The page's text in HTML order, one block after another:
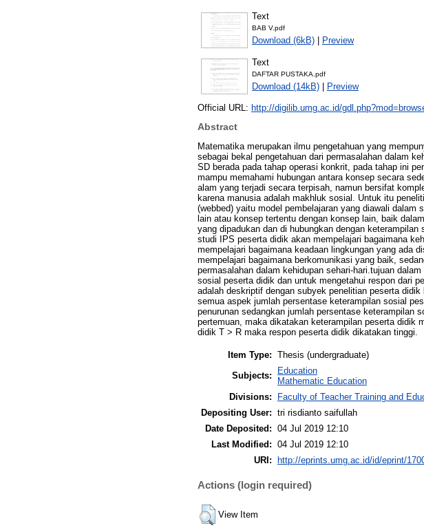
Text
BAB V.pdf
Download (6kB) | Preview
Text
DAFTAR PUSTAKA.pdf
Download (14kB) | Preview
Official URL: http://digilib.umg.ac.id/
Abstract
Matematika merupakan ilmu pengetahuan yang
sebagai bekal pengetahuan dari permasalahan dalam
SD berada pada tahap operasi konkrit, pada tahap ini
mampu memahami hubungan antara konsep secara
alam yang terjadi secara terpisah, namun bersifat
karena manusia adalah makhluk sosial. Untuk itu
(webbed) yaitu model pembelajaran yang diawali
lain atau konsep tertentu dengan konsep lain, baik
yang dipadukan dan di hubungkan dengan
studi IPS peserta didik akan mempelajari bagaimana
mempelajari bagaimana keadaan lingkungan yang ada
mempelajari bagaimana berkomunikasi yang baik,
permasalahan dalam kehidupan sehari-hari.tujuan
sosial peserta didik dan untuk mengetahui respon dari
adalah deskriptif dengan subyek penelitian peserta
semua aspek jumlah persentase keterampilan sosial
penurunan sedangkan jumlah persentase keterampilan
pertemuan, maka dikatakan keterampilan peserta didik
didik T > R maka respon peserta didik dikatakan tinggi.
Item Type: Thesis (undergraduate)
Subjects:
Education
Mathematic Education
Divisions:
Faculty of Teacher Training and
Depositing User: tri risdianto saifullah
Date Deposited: 04 Jul 2019 12:10
Last Modified: 04 Jul 2019 12:10
URI:
http://eprints.umg.ac.id/id/eprint/
Actions (login required)
View Item